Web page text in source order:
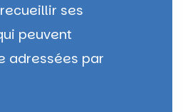
ses
peuvent
adressées par